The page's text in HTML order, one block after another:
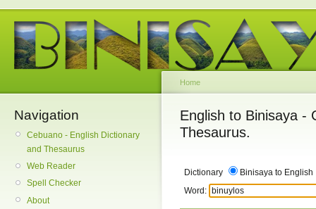
Navigation
Cebuano - English Dictionary
and Thesaurus
Web Reader
Spell Checker
About
Home
English to Binisaya -
Thesaurus.
Dictionary
Binisaya to English
Word: